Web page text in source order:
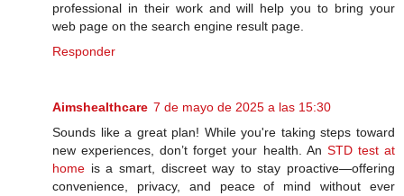
professional in their work and will help you to bring your
web page on the search engine result page.
Responder
Aimshealthcare 7 de mayo de 2025 a las 15:30
Sounds like a great plan! While you're taking steps toward
new experiences, don’t forget your health. An STD test at
home is a smart, discreet way to stay proactive—offering
convenience, privacy, and peace of mind without ever